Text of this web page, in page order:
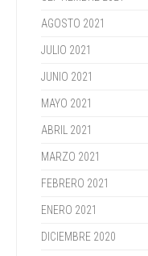
AGOSTO 2021
JULIO 2021
JUNIO 2021
MAYO 2021
ABRIL 2021
MARZO 2021
FEBRERO 2021
ENERO 2021
DICIEMBRE 2020